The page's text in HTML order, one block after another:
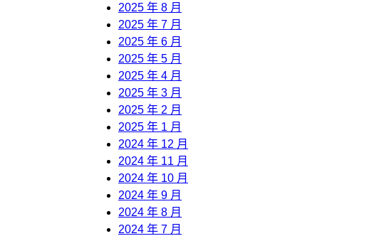
2025 年 8 月
2025 年 7 月
2025 年 6 月
2025 年 5 月
2025 年 4 月
2025 年 3 月
2025 年 2 月
2025 年 1 月
2024 年 12 月
2024 年 11 月
2024 年 10 月
2024 年 9 月
2024 年 8 月
2024 年 7 月